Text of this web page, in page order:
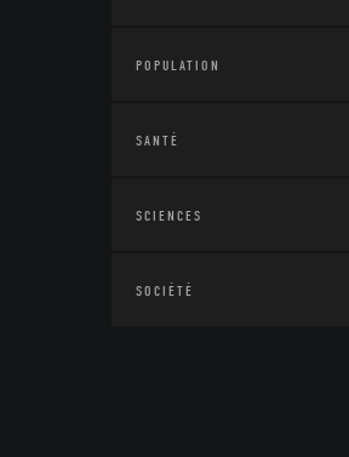
POPULATION
SANTÉ
SCIENCES
SOCIÉTÉ